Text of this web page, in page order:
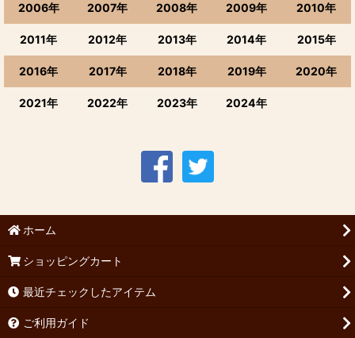
2006年 2007年 2008年 2009年 2010年
2011年 2012年 2013年 2014年 2015年
2016年 2017年 2018年 2019年 2020年
2021年 2022年 2023年 2024年
ホーム
ショッピングカート
最近チェックしたアイテム
ご利用ガイド